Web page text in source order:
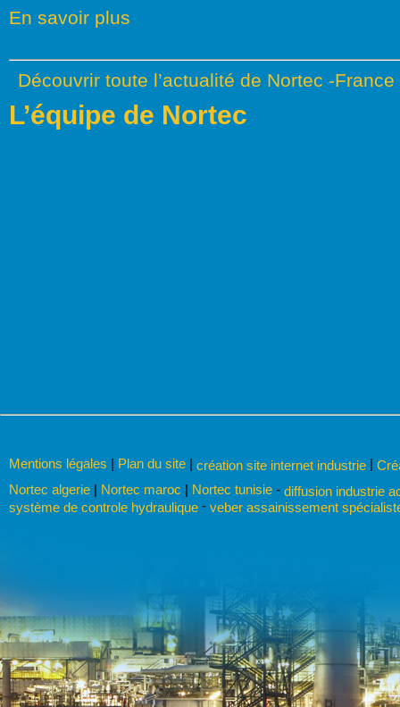
En savoir plus
Découvrir toute l’actualité de Nortec -France
L’équipe de Nortec
Mentions légales | Plan du site | création site internet industrie |
Nortec algerie | Nortec maroc | Nortec tunisie - diffusion industrie
système de controle hydraulique - veber assainissement